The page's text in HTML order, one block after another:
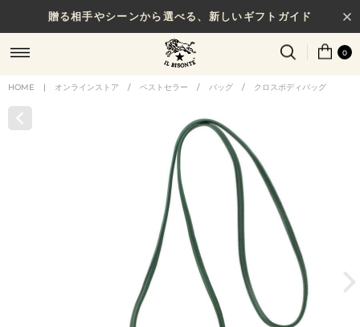
贈る相手やシーンから選べる、新しいギフトガイド
0
HOME | オンラインストア / ベストセラー / バッグ / クロスボディバッグ